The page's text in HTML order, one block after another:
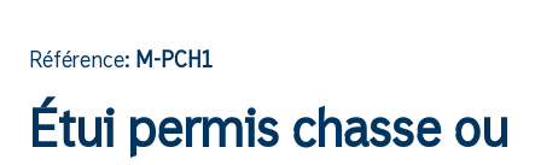
Référence: M-PCH1
Étui permis chasse ou